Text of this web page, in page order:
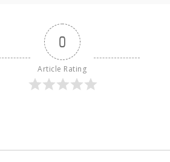
0
Article Rating